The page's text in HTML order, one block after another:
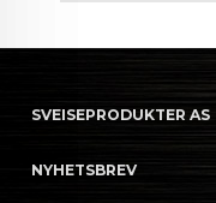
SVEISEPRODUKTER AS
NYHETSBREV